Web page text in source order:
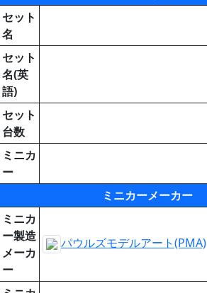
セット
名
セット
名(英
語)
セット
台数
ミニカ
ー
ミニカーメーカー
ミニカ
ー製造
メーカ
ー
パウルズモデルアート(PMA)